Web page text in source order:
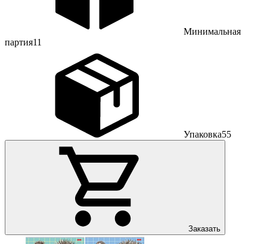
Минимальная
партия11
Упаковка55
Заказать